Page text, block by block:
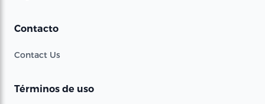
Contacto
Contact Us
Términos de uso